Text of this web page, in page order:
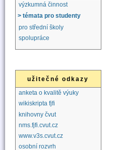
výzkumná činnost
> témata pro studenty
pro střední školy
spolupráce
užitečné odkazy
anketa o kvalitě výuky
wikiskripta fjfi
knihovny čvut
nms.fjfi.cvut.cz
www.v3s.cvut.cz
osobní rozvrh